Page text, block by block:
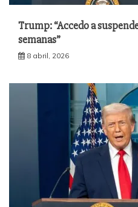
Trump: “Accedo a
semanas”
8 abril, 2026